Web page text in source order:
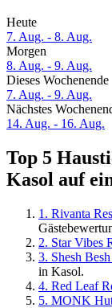
Heute
7. Aug. - 8. Aug.
Morgen
8. Aug. - 9. Aug.
Dieses Wochenende
7. Aug. - 9. Aug.
Nächstes
14. Aug. - 16. Aug.
Top 5
Kasol auf
1. Rivanta
2. Star Vibes
3. Shesh
in Kasol.
4. Red Leaf
5. MONK